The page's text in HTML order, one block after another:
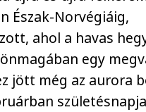
Észak-Norvégiáig,
ahol a havas
egy
jött még az aurora
születésnapja